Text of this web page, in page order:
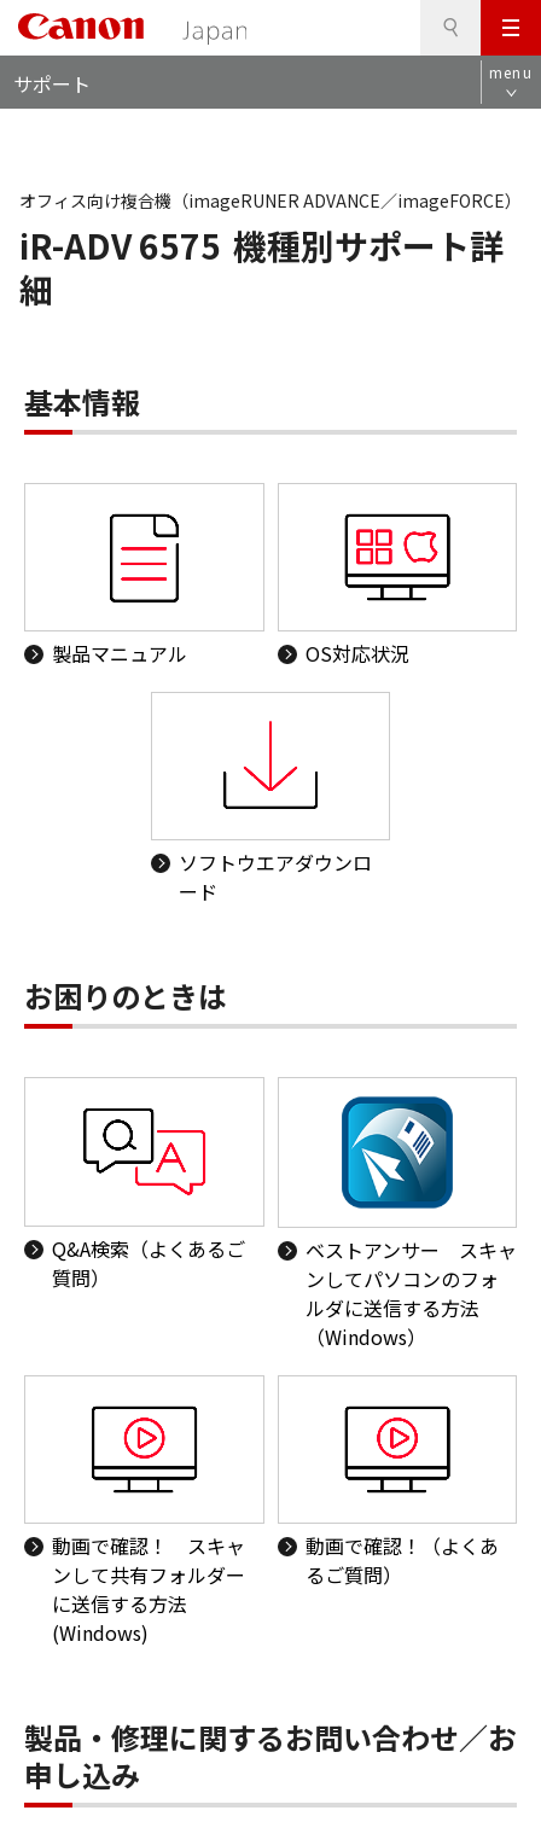
メ
ニ
ュ
サポート menu
iR-ADV 6575 機種別サポート詳
細
オフィス向け複合機（imageRUNER ADVANCE／imageFORCE）
基本情報
製品マニュアル OS対応状況
ソフトウエアダウンロ
ード
お困りのときは
Q&A検索（よくあるご
質問）
ベストアンサー スキャ
ンしてパソコンのフォ
ルダに送信する方法
（Windows）
動画で確認！ スキャ
ンして共有フォルダー
に送信する方法
(Windows)
動画で確認！（よくあ
るご質問）
製品・修理に関するお問い合わせ／お
申し込み